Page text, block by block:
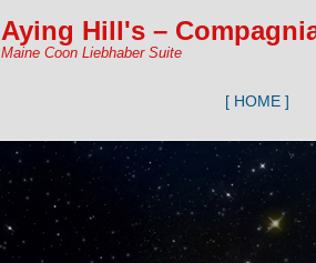
Aying Hill's –
Maine Coon Liebhaber Suite
Primärmenü
Zum Inhalt
[ HOME ]